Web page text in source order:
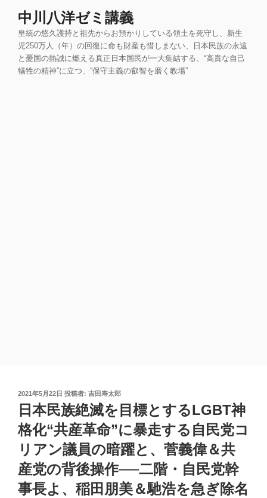
中川八洋ゼミ講義
皇統の悠久護持と祖先からお預かりしている領土を死守し、新生
児250万人（年）の回復に命も財産も惜しまない、日本民族の永遠
と憂国の熱誠に燃える真正日本国民が一大集結する、“高貴な自己
犠牲の精神”に立つ、“保守主義の叡智を磨く教場”
投
稿
日:
2021年5月22日 投稿者: 吉田寿太郎
日本民族絶滅を目標とするLGBT神
格化“共産革命”に暴走する自民党コ
リアン議員の暗躍と、菅義偉＆共
産党の背後操作──二階・自民党幹
事長よ、稲田朋美＆馳浩を急ぎ除名